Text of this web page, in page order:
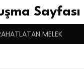
Sayfası
MELEK